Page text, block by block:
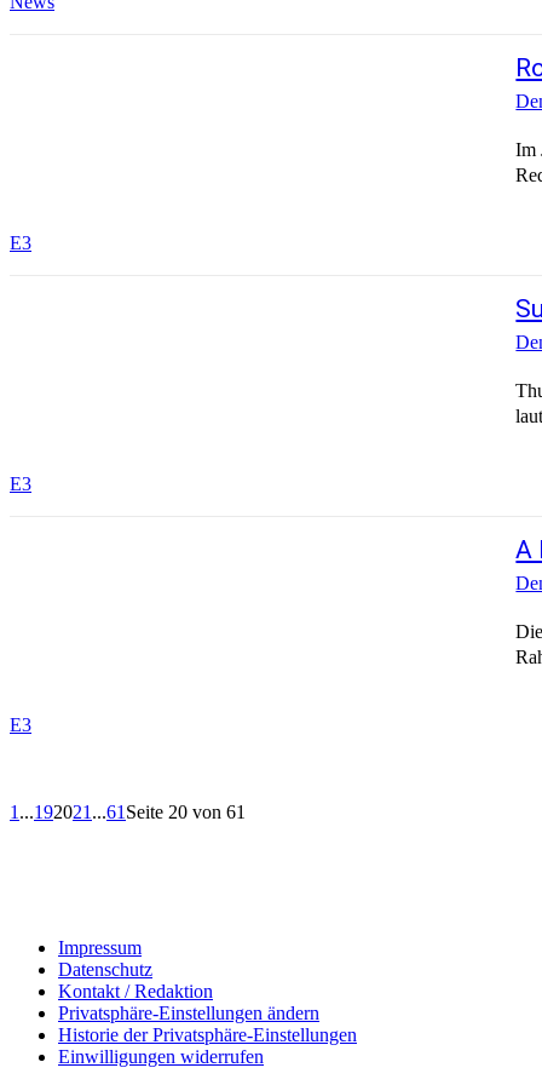
E3
Im
E3
E3
A
1...192021...61Seite 20 von 61
Impressum
Datenschutz
Kontakt / Redaktion
Privatsphäre-Einstellungen ändern
Historie der Privatsphäre-Einstellungen
Einwilligungen widerrufen